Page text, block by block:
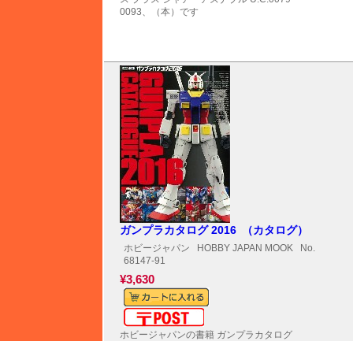
0093、（本）です
ガンプラカタログ 2016 （カタログ）
ホビージャパン HOBBY JAPAN MOOK No.
68147-91
¥3,630
ホビージャパンの書籍 ガンプラカタログ